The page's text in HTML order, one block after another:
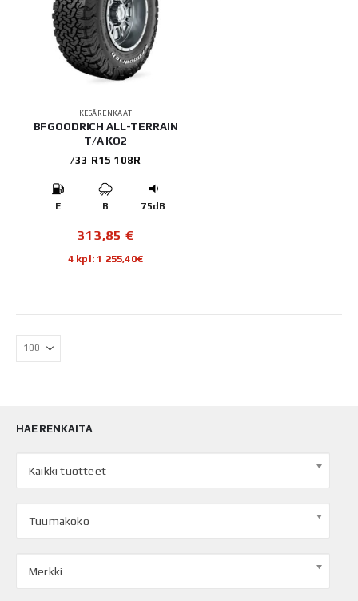
KESÄRENKAAT
BFGOODRICH ALL-TERRAIN
T/A KO2
/33 R15 108R
E B 75dB
313,85 €
4 kpl: 1 255,40€
HAE RENKAITA
Kaikki tuotteet
Tuumakoko
Merkki